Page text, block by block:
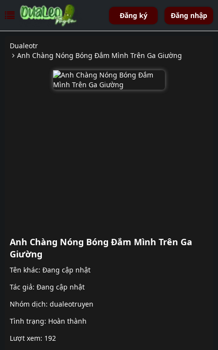
Đăng ký Đăng nhập
Dualeotr
Anh Chàng Nóng Bóng Đắm Mình Trên Ga Giường
Anh Chàng Nóng Bóng Đắm Mình Trên Ga
Giường
Tên khác: Đang cập nhật
Tác giả: Đang cập nhật
Nhóm dịch: dualeotruyen
Tình trạng: Hoàn thành
Lượt xem: 192